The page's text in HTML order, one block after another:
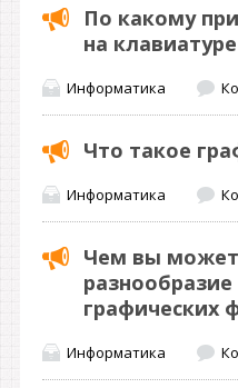
По какому
на
Информатика
Что такое
Информатика
Чем вы
графических
Информатика